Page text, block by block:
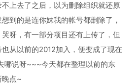
上去了之后，以为删除组织就还原
到的是连你妹我的帐号都删除了，
呀，有一部分项目还有上传了，但
从以前的2012加入，便变成了现在
哪说呀~~~今天都在整理以前的东
晚点~